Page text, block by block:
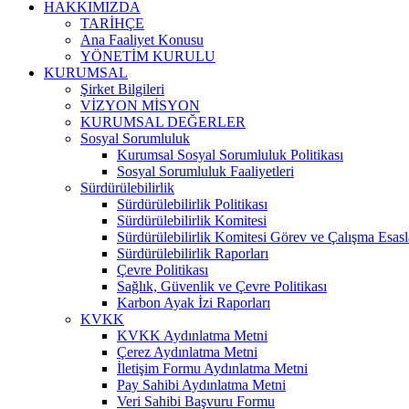
HAKKIMIZDA
TARİHÇE
Ana Faaliyet Konusu
YÖNETİM KURULU
KURUMSAL
Şirket Bilgileri
VİZYON MİSYON
KURUMSAL DEĞERLER
Sosyal Sorumluluk
Kurumsal Sosyal Sorumluluk Politikası
Sosyal Sorumluluk Faaliyetleri
Sürdürülebilirlik
Sürdürülebilirlik Politikası
Sürdürülebilirlik Komitesi
Sürdürülebilirlik Komitesi Görev ve Çalışma
Sürdürülebilirlik Raporları
Çevre Politikası
Sağlık, Güvenlik ve Çevre Politikası
Karbon Ayak İzi Raporları
KVKK
KVKK Aydınlatma Metni
Çerez Aydınlatma Metni
İletişim Formu Aydınlatma Metni
Pay Sahibi Aydınlatma Metni
Veri Sahibi Başvuru Formu